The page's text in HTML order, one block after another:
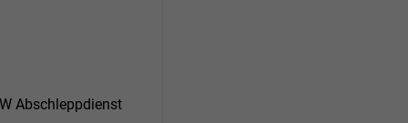
Abschleppdienst